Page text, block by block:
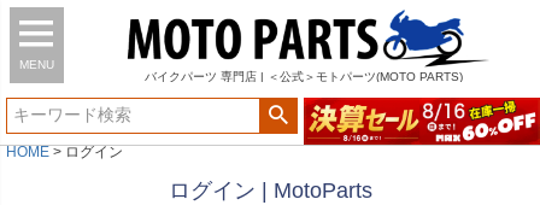
MENU
バイク パーツ 専門店 | ＜公式＞モトパーツ(MOTO PARTS)
HOME ログイン
ログイン | MotoParts